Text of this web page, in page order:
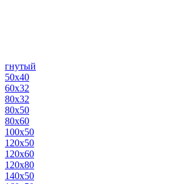
гнутый
50х40
60х32
80х32
80х50
80х60
100х50
120х50
120х60
120х80
140х50